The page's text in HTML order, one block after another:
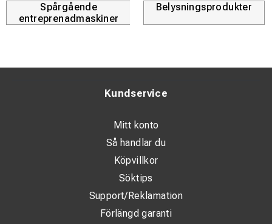
Spårgående
entreprenadmaskiner
Belysningsprodukter
Kundservice
Mitt konto
Så handlar du
Köpvillkor
Söktips
Support/Reklamation
Förlängd garanti